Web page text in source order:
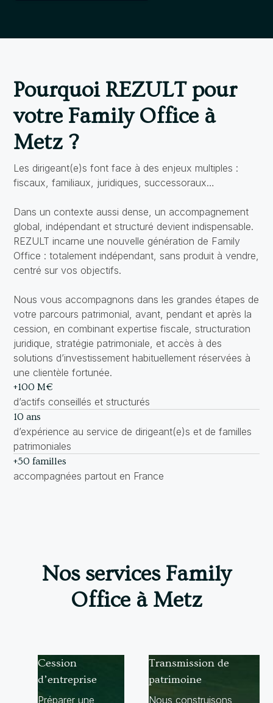
Pourquoi REZULT pour
votre Family Office à
Metz ?
Les dirigeant(e)s font face à des enjeux multiples :
fiscaux, familiaux, juridiques, successoraux…
Dans un contexte aussi dense, un accompagnement
global, indépendant et structuré devient indispensable.
REZULT incarne une nouvelle génération de Family
Office : totalement indépendant, sans produit à vendre,
centré sur vos objectifs.
Nous vous accompagnons dans les grandes étapes de
votre parcours patrimonial, avant, pendant et après la
cession, en combinant expertise fiscale, structuration
juridique, stratégie patrimoniale, et accès à des
solutions d’investissement habituellement réservées à
une clientèle fortunée.
+100 M€
d’actifs conseillés et structurés
10 ans
d’expérience au service de dirigeant(e)s et de familles
patrimoniales
+50 familles
accompagnées partout en France
Nos services Family
Office à Metz
Cession
d’entreprise
Préparer une
Transmission de
patrimoine
Nous construisons